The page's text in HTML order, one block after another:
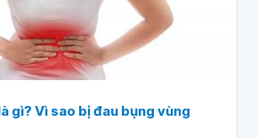
gì? Vì sao bị đau bụng vùng